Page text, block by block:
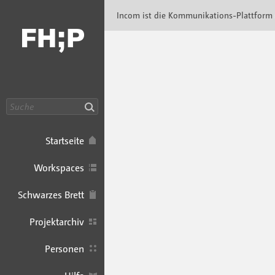
Startseite
Workspaces
Schwarzes Brett
Projektarchiv
Personen
Incom ist die Kommunikations-Plattform